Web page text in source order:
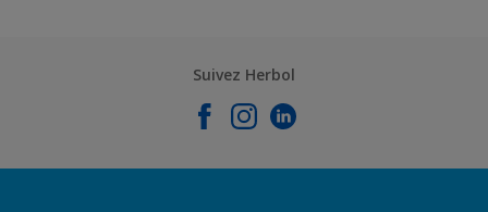
Suivez Herbol